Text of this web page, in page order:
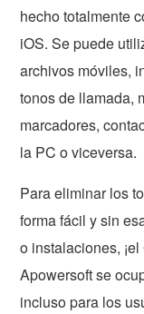
hecho totalmente
iOS. Se puede
archivos móviles,
tonos de llamada,
marcadores,
la PC o viceversa.
Para eliminar los
forma fácil y sin
o instalaciones,
Apowersoft se
incluso para los